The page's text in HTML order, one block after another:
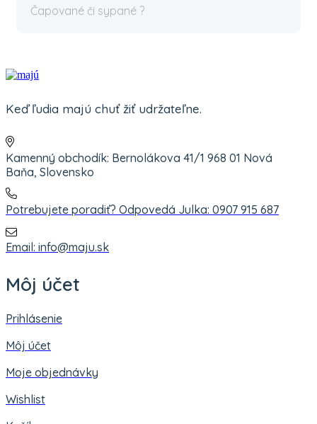
Čapované či sypané ?
Keď ľudia majú chuť žiť udržateľne.
Kamenný obchodík: Bernolákova 41/1 968 01 Nová
Baňa, Slovensko
Potrebujete poradiť? Odpovedá Julka: 0907 915 687
Email: info@maju.sk
Môj účet
Prihlásenie
Môj účet
Moje objednávky
Wishlist